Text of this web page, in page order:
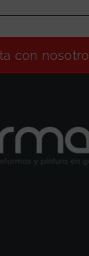
con